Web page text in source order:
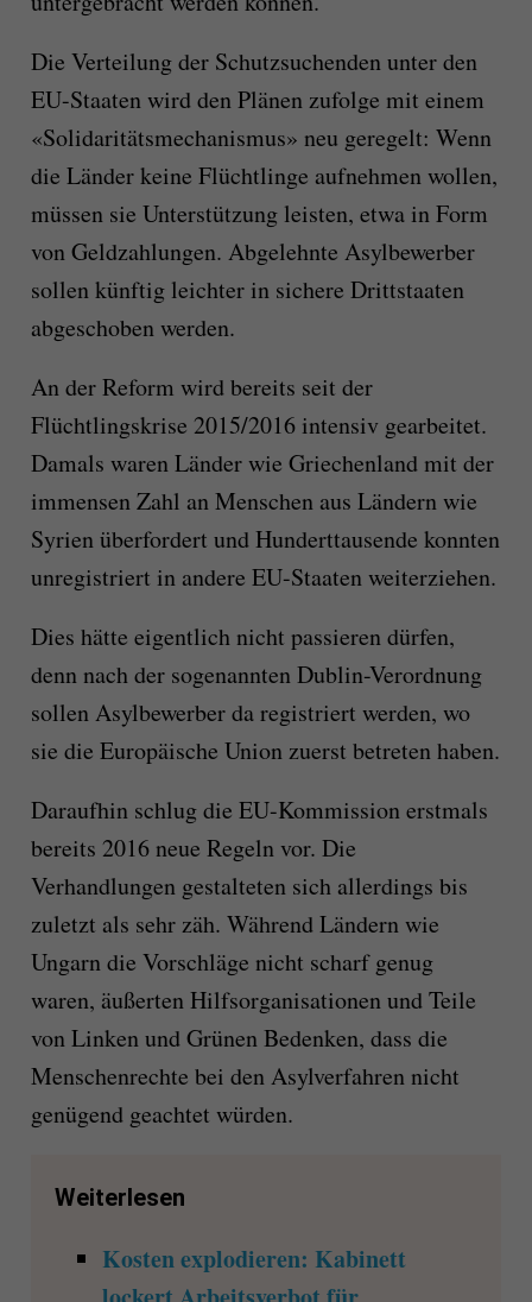
Die Verteilung der Schutzsuchenden unter den
EU-Staaten wird den Plänen zufolge mit einem
«Solidaritätsmechanismus» neu geregelt: Wenn
die Länder keine Flüchtlinge aufnehmen wollen,
müssen sie Unterstützung leisten, etwa in Form
von Geldzahlungen. Abgelehnte Asylbewerber
sollen künftig leichter in sichere Drittstaaten
abgeschoben werden.
An der Reform wird bereits seit der
Flüchtlingskrise 2015/2016 intensiv gearbeitet.
Damals waren Länder wie Griechenland mit der
immensen Zahl an Menschen aus Ländern wie
Syrien überfordert und Hunderttausende konnten
unregistriert in andere EU-Staaten weiterziehen.
Dies hätte eigentlich nicht passieren dürfen,
denn nach der sogenannten Dublin-Verordnung
sollen Asylbewerber da registriert werden, wo
sie die Europäische Union zuerst betreten haben.
Daraufhin schlug die EU-Kommission erstmals
bereits 2016 neue Regeln vor. Die
Verhandlungen gestalteten sich allerdings bis
zuletzt als sehr zäh. Während Ländern wie
Ungarn die Vorschläge nicht scharf genug
waren, äußerten Hilfsorganisationen und Teile
von Linken und Grünen Bedenken, dass die
Menschenrechte bei den Asylverfahren nicht
genügend geachtet würden.
Weiterlesen
Kosten explodieren: Kabinett